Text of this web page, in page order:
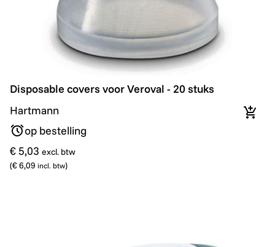
Disposable covers voor Veroval - 20 stuks
Disposable covers voor Veroval - 20 stuks
Hartmann
op bestelling
€ 5,03 excl. btw
(€ 6,09 incl. btw)
In